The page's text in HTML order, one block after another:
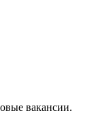
вакансии.